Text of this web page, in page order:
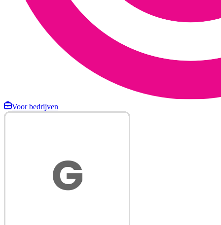
Voor bedrijven